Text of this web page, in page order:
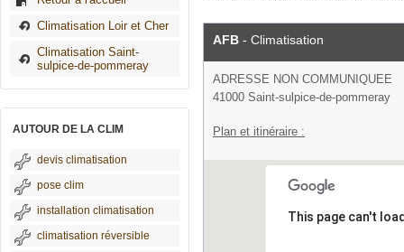
Climatisation Loir et Cher
Climatisation Saint-
sulpice-de-pommeray
AUTOUR DE LA CLIM
devis climatisation
pose clim
installation climatisation
climatisation réversible
AFB - Climatisation
ADRESSE NON COMMUNIQUEE
41000 Saint-sulpice-de-pommeray
Plan et itinéraire :
This page can't